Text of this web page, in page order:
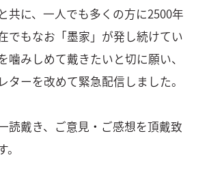
共に、一人でも多くの方に2500年
でもなお「墨家」が発し続けてい
噛みしめて戴きたいと切に願い、
ターを改めて緊急配信しました。
読戴き、ご意見・ご感想を頂戴致